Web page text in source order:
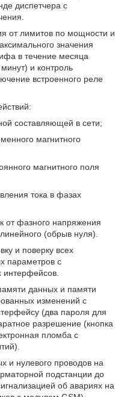
диспетчера с
от лимитов по мощности и
значения
в течение месяца
и контроль
встроенного реле
составляющей в сети;
магнитного
магнитного поля
тока в фазах
от фазного напряжения
(обрыв нуля).
и поверку всех
параметров с
интерфейсов.
данных и памяти
изменений с
(два пароля для
разрешение (кнопка
пломба с
и нулевого проводов на
подстанции до
об авариях на